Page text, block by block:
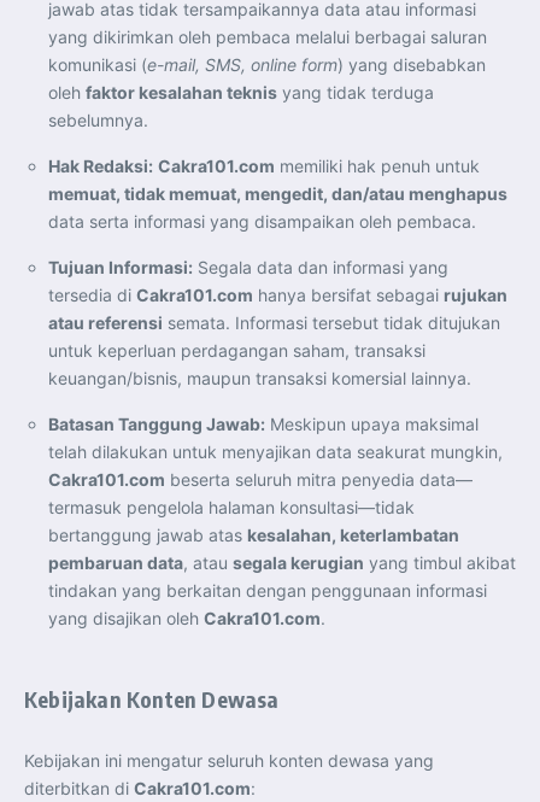
Koordinasi Jaga Stabilitas Keuangan dan Kepercayaan
Presiden Prabowo Perkuat Sinergi Perguruan Tinggi dan
PT PAL untuk Majukan Industri Perkapalan Nasional
KASAL dan Panglima Armada Pasifik Rusia Resmi Buka
Latma ORRUDA 2026
T-50i Golden Eagle TNI AU Meriahkan Pitch Black Mindil
Beach Flying Display 2026
2027, Perkuat Pasar Kerja Inklusif hingga Transformasi
TNI AU Tingkatkan Kemampuan Personel melalui
Pelatihan Signal Radio untuk Misi Pertahanan Udara dan
Radar
untuk Perkuat Daya Saing Industri Dalam Negeri
Mentan Amran Pacu Produksi Gula Nasional, Target
Swasembada Gula Putih Dua Tahun dan Tembus 3 Juta
Ton
Penguatan Kerja Sama Konkret ASEAN Plus Three
Latma ORRUDA 2026 di Vladivostok Perkuat Diplomasi
Maritim TNI AL dan Rusia
Kesiapan Tempur Penerbang TNI AU
Menlu Sugiono: “Kekuatan Ekonomi ASEAN-RRT Harus
Menjadi Penopang Stabilitas Kawasan”
ASEAN dan Amerika Serikat Perkuat Kemitraan untuk
Jaga Stabilitas Kawasan dan Dorong Pertumbuhan
Ekonomi
Presiden Prabowo Terima Direktur FBI, Indonesia dan AS
Perkuat Kerja Sama Repatriasi Artefak Budaya
Menteri PKP dan Ketua DEN Perkuat Kolaborasi
Teknologi, Data, dan Pembiayaan Demi Percepatan
Program 3 Juta Rumah
Pendaftaran MagangHub Angkatan II Batch 1 Dibuka
Pengabdian
Indonesia Dorong ASEAN dan Uni Eropa Perkuat
Stabilitas Global melalui Kemitraan Strategis
Menlu RI Dorong Kemitraan Ekonomi ASEAN–Korea
jawab atas tidak tersampaikannya data atau informasi
yang dikirimkan oleh pembaca melalui berbagai saluran
komunikasi (e-mail, SMS, online form) yang disebabkan
oleh faktor kesalahan teknis yang tidak terduga
sebelumnya.
Hak Redaksi: Cakra101.com memiliki hak penuh untuk
memuat, tidak memuat, mengedit, dan/atau menghapus
data serta informasi yang disampaikan oleh pembaca.
Tujuan Informasi: Segala data dan informasi yang
tersedia di Cakra101.com hanya bersifat sebagai rujukan
atau referensi semata. Informasi tersebut tidak ditujukan
untuk keperluan perdagangan saham, transaksi
keuangan/bisnis, maupun transaksi komersial lainnya.
Batasan Tanggung Jawab: Meskipun upaya maksimal
telah dilakukan untuk menyajikan data seakurat mungkin,
Cakra101.com beserta seluruh mitra penyedia data—
termasuk pengelola halaman konsultasi—tidak
bertanggung jawab atas kesalahan, keterlambatan
pembaruan data, atau segala kerugian yang timbul akibat
tindakan yang berkaitan dengan penggunaan informasi
yang disajikan oleh Cakra101.com.
Kebijakan Konten Dewasa
Kebijakan ini mengatur seluruh konten dewasa yang
diterbitkan di Cakra101.com: